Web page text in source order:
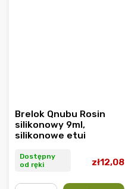
Brelok Qnubu Rosin
silikonowy 9ml,
silikonowe etui
Dostępny
od ręki
zł12,08